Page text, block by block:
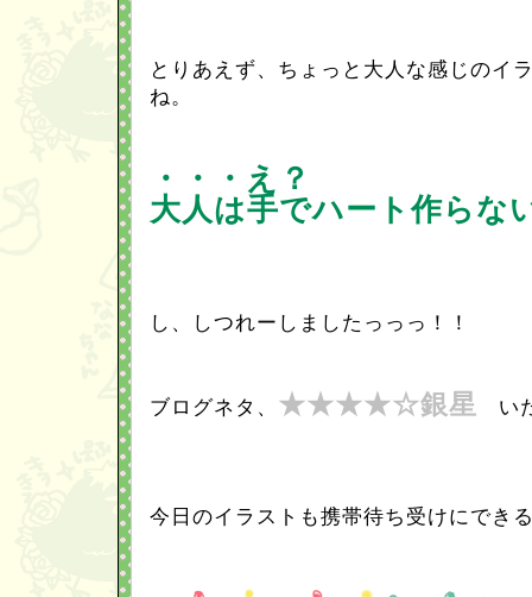
とりあえず、ちょっと大人な感じのイ
ね。
・・・え？
大人は手でハート作らな
し、しつれーしましたっっっ！！
ブログネタ、 ★★★★☆銀星 い
今日のイラストも携帯待ち受けにでき